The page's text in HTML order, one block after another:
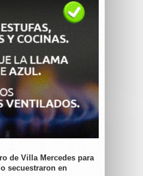
de Villa Mercedes para
secuestraron en